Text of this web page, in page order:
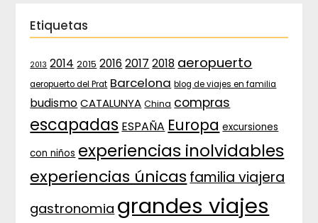
Etiquetas
2013 2014 2015 2016 2017 2018 aeropuerto
aeropuerto del Prat Barcelona blog de viajes en familia
budismo CATALUNYA China compras
escapadas ESPAÑA Europa excursiones
con niños experiencias inolvidables
experiencias únicas familia viajera
gastronomia grandes viajes